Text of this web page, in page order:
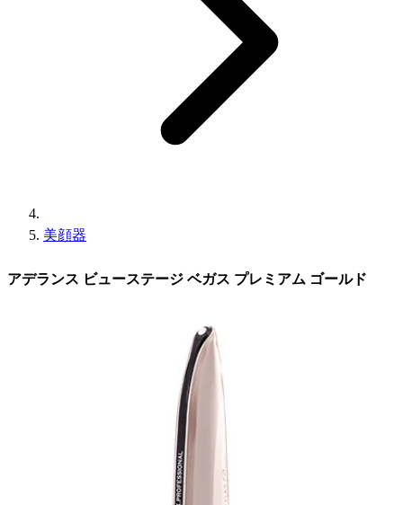
美顔器
アデランス ビューステージ ベガス プレミアム ゴールド